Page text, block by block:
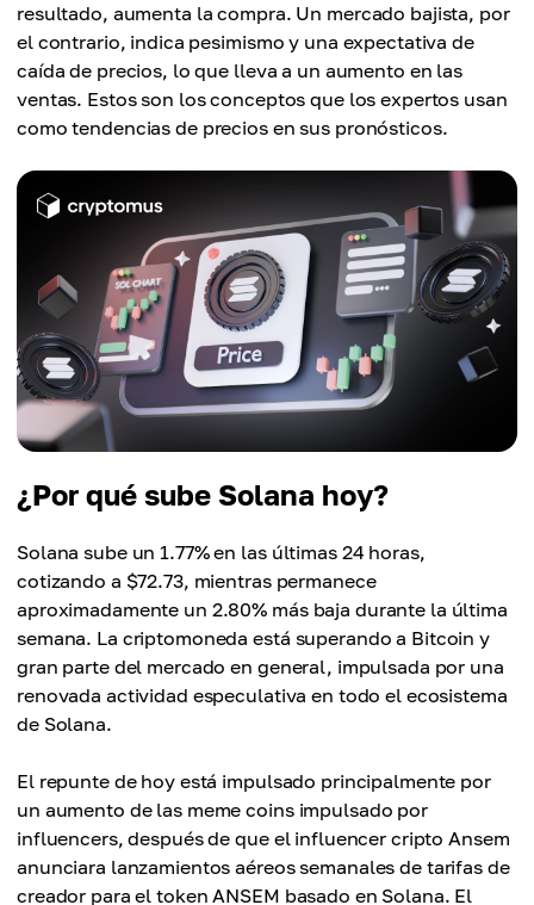
resultado, aumenta la compra. Un mercado bajista, por
el contrario, indica pesimismo y una expectativa de
caída de precios, lo que lleva a un aumento en las
ventas. Estos son los conceptos que los expertos usan
como tendencias de precios en sus pronósticos.
¿Por qué sube Solana hoy?
Solana sube un 1.77% en las últimas 24 horas,
cotizando a $72.73, mientras permanece
aproximadamente un 2.80% más baja durante la última
semana. La criptomoneda está superando a Bitcoin y
gran parte del mercado en general, impulsada por una
renovada actividad especulativa en todo el ecosistema
de Solana.
El repunte de hoy está impulsado principalmente por
un aumento de las meme coins impulsado por
influencers, después de que el influencer cripto Ansem
anunciara lanzamientos aéreos semanales de tarifas de
creador para el token ANSEM basado en Solana. El